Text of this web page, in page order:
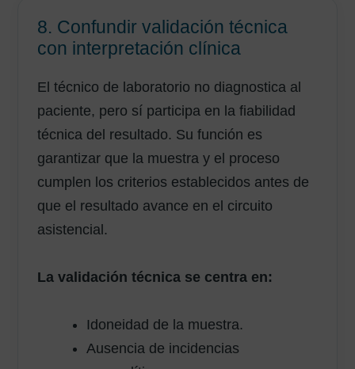
8. Confundir validación técnica
con interpretación clínica
El técnico de laboratorio no diagnostica al
paciente, pero sí participa en la fiabilidad
técnica del resultado. Su función es
garantizar que la muestra y el proceso
cumplen los criterios establecidos antes de
que el resultado avance en el circuito
asistencial.
La validación técnica se centra en:
Idoneidad de la muestra.
Ausencia de incidencias
AVISO LEGAL POLÍTICA DE PRIVACIDAD|COOKIES
CONDICIONES DE CONTRATACIÓN